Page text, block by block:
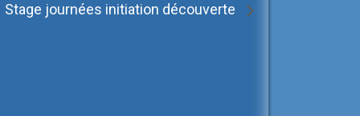
Stage journées initiation découverte